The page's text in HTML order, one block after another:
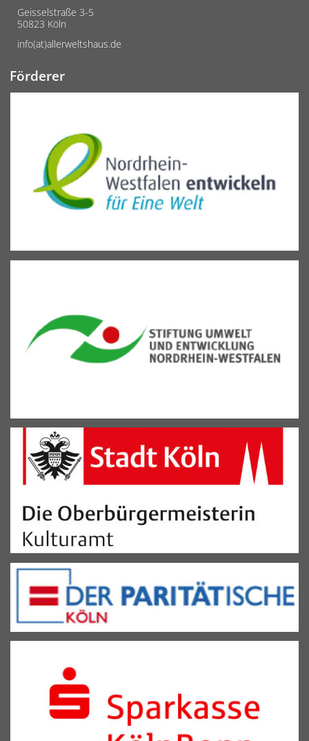
Geisselstraße 3-5
50823 Köln
info(at)allerweltshaus.de
Förderer